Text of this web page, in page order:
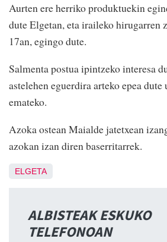
Aurten ere herriko produktuekin
dute Elgetan, eta iraileko hirugarren
17an, egingo dute.
Salmenta postua ipintzeko interesa
astelehen eguerdira arteko epea dute
emateko.
Azoka ostean Maialde jatetxean
azokan izan diren baserritarrek.
ELGETA
ALBISTEAK ESKUKO
TELEFONOAN